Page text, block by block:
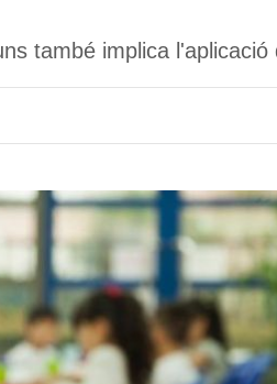
també implica